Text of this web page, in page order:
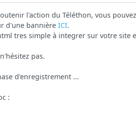
l'action du Téléthon, vous
d'une bannièreICI.
tres simple à integrer sur votre site
pas.
d'enregistrement ...
: